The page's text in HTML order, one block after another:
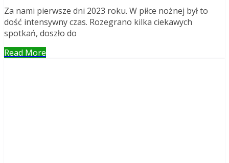
Za nami pierwsze dni 2023 roku. W piłce nożnej był to
dość intensywny czas. Rozegrano kilka ciekawych
spotkań, doszło do
Read More